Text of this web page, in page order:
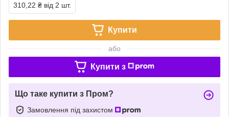
310,22 ₴ від 2 шт.
Купити
або
Купити з
Що таке купити з Пром?
Замовлення під захистом